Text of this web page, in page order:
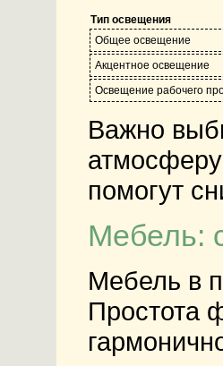
Тип освещения
Общее освещение
Акцентное освещение
Освещение рабочего
Важно
помогут
Мебель:
Мебель в
Простота